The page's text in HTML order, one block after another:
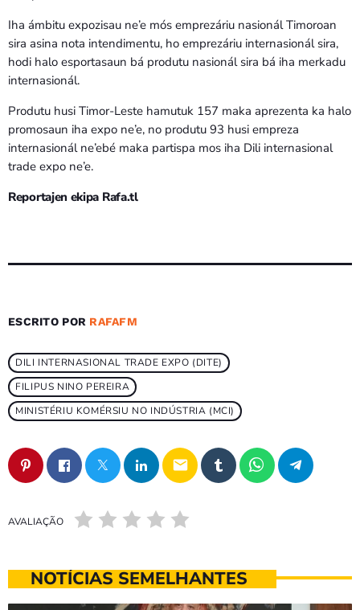
Iha ámbitu expozisau ne’e mós emprezáriu nasionál Timoroan
sira asina nota intendimentu, ho emprezáriu internasionál sira,
hodi halo esportasaun bá produtu nasionál sira bá iha merkadu
internasionál.
Produtu husi Timor-Leste hamutuk 157 maka aprezenta ka halo
promosaun iha expo ne’e, no produtu 93 husi empreza
internasionál ne’ebé maka partispa mos iha Dili internasional
trade expo ne’e.
Reportajen ekipa Rafa.tl
ESCRITO POR RAFAFM
DILI INTERNASIONAL TRADE EXPO (DITE)
FILIPUS NINO PEREIRA
MINISTÉRIU KOMÉRSIU NO INDÚSTRIA (MCI)
email
AVALIAÇÃO
NOTÍCIAS SEMELHANTES